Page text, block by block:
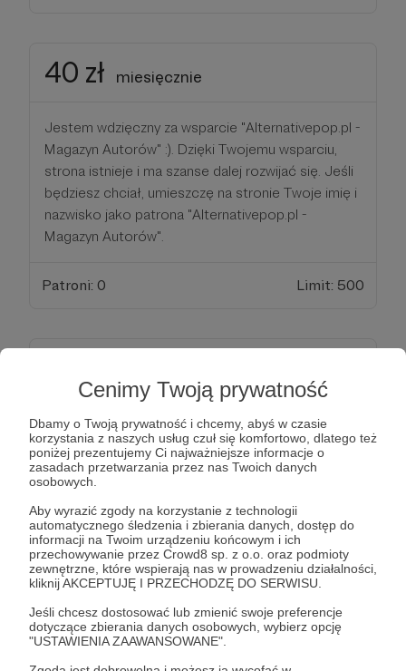
Cenimy Twoją prywatność
Dbamy o Twoją prywatność i chcemy, abyś w czasie
korzystania z naszych usług czuł się komfortowo, dlatego też
poniżej prezentujemy Ci najważniejsze informacje o
zasadach przetwarzania przez nas Twoich danych
osobowych.
Aby wyrazić zgody na korzystanie z technologii
automatycznego śledzenia i zbierania danych, dostęp do
informacji na Twoim urządzeniu końcowym i ich
przechowywanie przez Crowd8 sp. z o.o. oraz podmioty
zewnętrzne, które wspierają nas w prowadzeniu działalności,
kliknij AKCEPTUJĘ I PRZECHODZĘ DO SERWISU.
Jeśli chcesz dostosować lub zmienić swoje preferencje
dotyczące zbierania danych osobowych, wybierz opcję
"USTAWIENIA ZAAWANSOWANE".
40 zł miesięcznie
Jestem wdzięczny za wsparcie "Alternativepop.pl -
Magazyn Autorów" :). Dzięki Twojemu wsparciu,
strona istnieje i ma szanse dalej rozwijać się. Jeśli
będziesz chciał, umieszczę na stronie Twoje imię i
nazwisko jako patrona "Alternativepop.pl -
Magazyn Autorów".
Patroni: 0 Limit: 500
Jestem wdzięczny za wsparcie "Alternativepop.pl -
Magazyn Autorów" :). Możesz zamówić u redaktora
naczelnego magazynu napisanie jednego tekstu
miesięcznie na ok. 1,5 tys. znaków na temat, o
którym chcesz przeczytać. O ile oczywiście mieści
się on w tematyce strony :). Jaki tekst to może
być? Np. tekst do działu "informacje", albo krótka
recenzja. Do uzgodnienia z redaktorem
Alternativepop.pl Tekst będzie dostępny na
stronie, ale jeśli będziesz chciał, to znajdą się pod
nim podziękowania dla Ciebie jako patrona tekstu.
Chyba, że wystarczy Ci satysfakcja z tego, że Ty